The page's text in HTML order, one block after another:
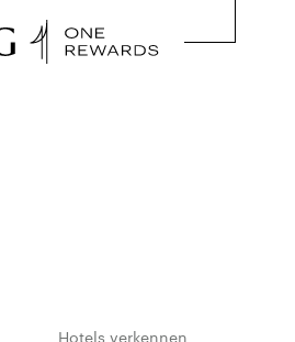
Hotels verkennen